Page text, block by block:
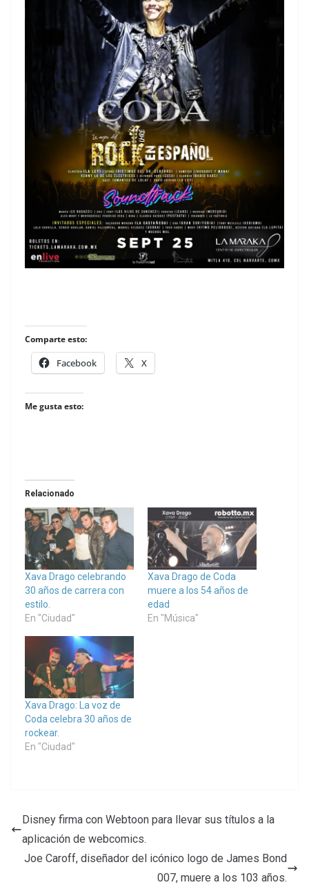
Comparte esto:
Facebook X
Me gusta esto:
Relacionado
Xava Drago celebrando
30 años de carrera con
estilo.
En "Ciudad"
Xava Drago de Coda
muere a los 54 años de
edad
En "Música"
Xava Drago: La voz de
Coda celebra 30 años de
rockear.
En "Ciudad"
Disney firma con Webtoon para llevar sus títulos a la
aplicación de webcomics.
Joe Caroff, diseñador del icónico logo de James Bond
007, muere a los 103 años.